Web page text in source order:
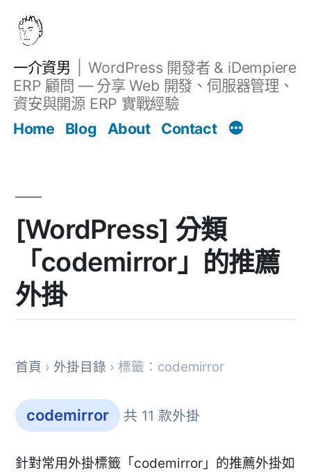
一介資男
WordPress 開發者 & iDempiere
ERP 顧問 — 分享 Web 開發、伺服器管理、
資安與開源 ERP 實戰經驗
Home
Blog About Contact
[WordPress] 分類
「codemirror」的推薦
外掛
首頁 › 外掛目錄 › 標籤：codemirror
codemirror 共 11 款外掛
針對常用外掛標籤「codemirror」的推薦外掛如
文章